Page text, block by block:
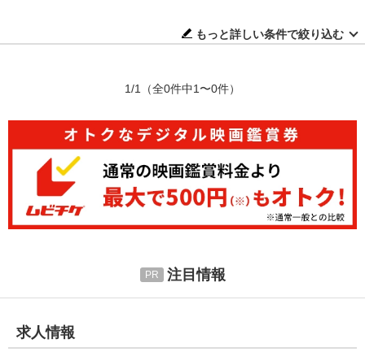
もっと詳しい条件で絞り込む
1/1 （全0件中1〜0件）
注目情報
求人情報